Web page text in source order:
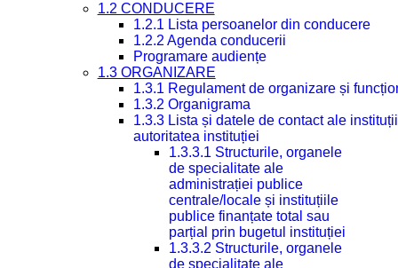
1.2 CONDUCERE
1.2.1 Lista persoanelor din conducere
1.2.2 Agenda conducerii
Programare audiențe
1.3 ORGANIZARE
1.3.1 Regulament de organizare și
1.3.2 Organigrama
1.3.3 Lista și datele de contact ale
autoritatea instituției
1.3.3.1 Structurile, organele
de specialitate ale
administrației publice
centrale/locale și instituțiile
publice finanțate total sau
parțial prin bugetul instituției
1.3.3.2 Structurile, organele
de specialitate ale